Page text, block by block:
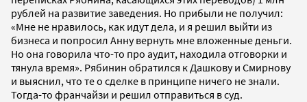
рублей на развитие заведения. Но прибыли не получил:
«Мне не нравилось, как идут дела, и я решил выйти из
бизнеса и попросил Анну вернуть мне вложенные деньги.
Но она говорила что-то про аудит, находила отговорки и
тянула время». Рябинин обратился к Дашкову и Смирнову
и выяснил, что те о сделке в принципе ничего не знали.
Тогда-то франчайзи и решил отправиться в суд.